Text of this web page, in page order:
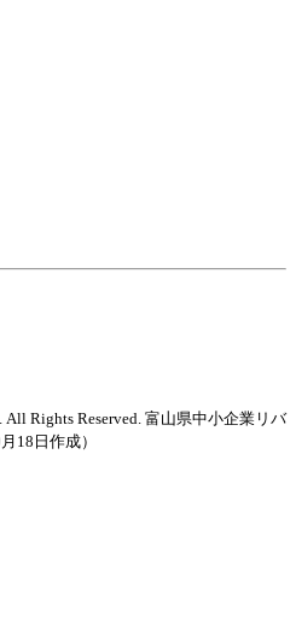
Rights Reserved. 富山県中小企業リバ
18日作成）